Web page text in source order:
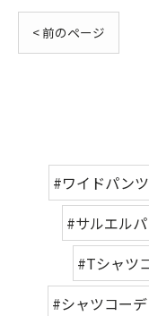
< 前のページ
#ワイドパン
#サルエル
#Tシャツ
#シャツコーデ